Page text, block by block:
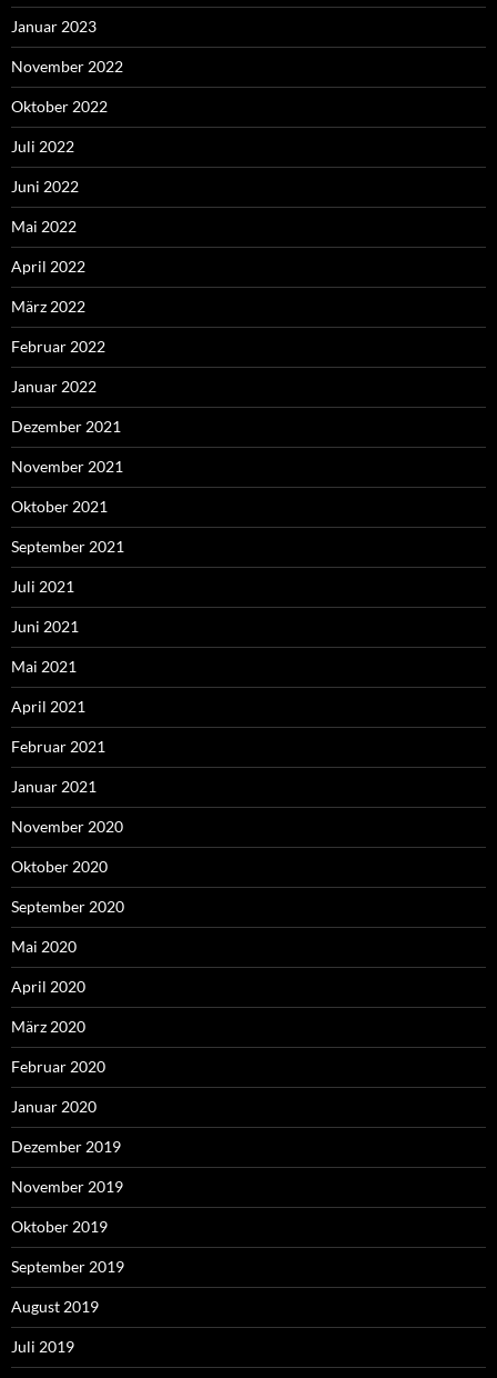
Januar 2023
November 2022
Oktober 2022
Juli 2022
Juni 2022
Mai 2022
April 2022
März 2022
Februar 2022
Januar 2022
Dezember 2021
November 2021
Oktober 2021
September 2021
Juli 2021
Juni 2021
Mai 2021
April 2021
Februar 2021
Januar 2021
November 2020
Oktober 2020
September 2020
Mai 2020
April 2020
März 2020
Februar 2020
Januar 2020
Dezember 2019
November 2019
Oktober 2019
September 2019
August 2019
Juli 2019